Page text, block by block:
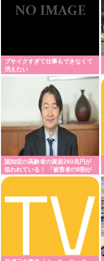
ブサイクすぎて仕事もできなくて
消えたい
認知症の高齢者の資産260兆円が
狙われている！ 「被害者の8割が
だまされた認識なし」